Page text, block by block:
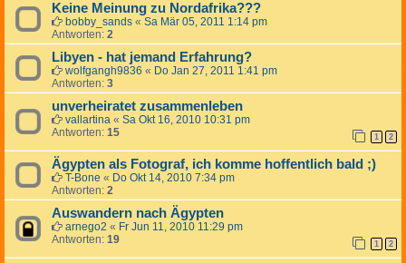
Keine Meinung zu Nordafrika???
bobby_sands « Sa Mär 05, 2011 1:14 pm
Antworten: 2
Libyen - hat jemand Erfahrung?
wolfgangh9836 « Do Jan 27, 2011 1:41 pm
Antworten: 3
unverheiratet zusammenleben
vallartina « Sa Okt 16, 2010 10:31 pm
Antworten: 15 1 2
Ägypten als Fotograf, ich komme hoffentlich bald ;)
T-Bone « Do Okt 14, 2010 7:34 pm
Antworten: 2
Auswandern nach Ägypten
arnego2 « Fr Jun 11, 2010 11:29 pm
Antworten: 19 1 2